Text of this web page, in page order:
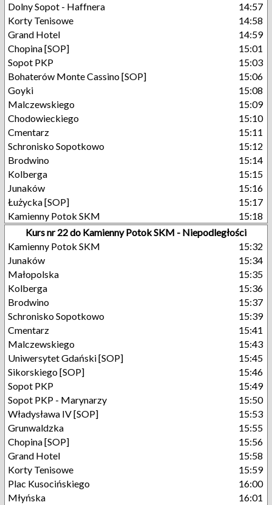
Dolny Sopot - Haffnera
14:57
Korty Tenisowe
14:58
Grand Hotel
14:59
Chopina [SOP]
15:01
Sopot PKP
15:03
Bohaterów Monte Cassino [SOP]
15:06
Goyki
15:08
Malczewskiego
15:09
Chodowieckiego
15:10
Cmentarz
15:11
Schronisko Sopotkowo
15:12
Brodwino
15:14
Kolberga
15:15
Junaków
15:16
Łużycka [SOP]
15:17
Kamienny Potok SKM
15:18
Kurs nr 22 do Kamienny Potok SKM - Niepodległości
Kamienny Potok SKM
15:32
Junaków
15:34
Małopolska
15:35
Kolberga
15:36
Brodwino
15:37
Schronisko Sopotkowo
15:39
Cmentarz
15:41
Malczewskiego
15:43
Uniwersytet Gdański [SOP]
15:45
Sikorskiego [SOP]
15:46
Sopot PKP
15:49
Sopot PKP - Marynarzy
15:50
Władysława IV [SOP]
15:53
Grunwaldzka
15:55
Chopina [SOP]
15:56
Grand Hotel
15:58
Korty Tenisowe
15:59
Plac Kusocińskiego
16:00
Młyńska
16:01